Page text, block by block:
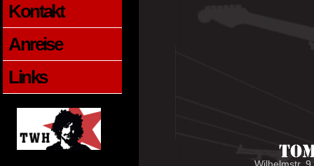
Kontakt
Anreise
Links
Wilhelmstr.